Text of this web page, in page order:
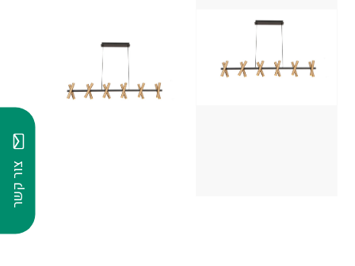
צור קשר